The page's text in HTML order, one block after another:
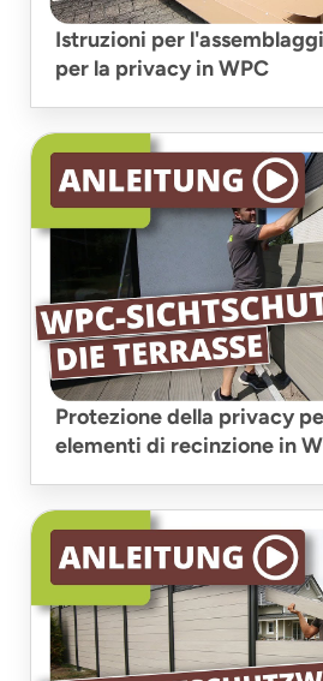
Istruzioni per
per la privacy in WPC
Protezione della privacy
elementi di recinzione in